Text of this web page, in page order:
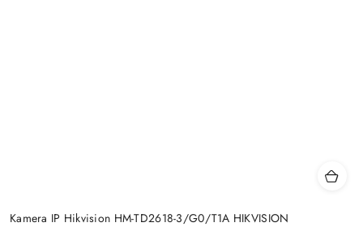
Kamera IP Hikvision HM-TD2618-3/G0/T1A HIKVISION